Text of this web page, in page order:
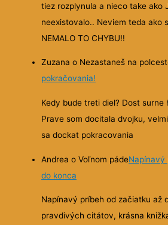
tiez rozplynula a nieco take ako
neexistovalo.. Neviem teda ako
NEMALO TO CHYBU!!
Zuzana o Nezastaneš na
pokračovania!
Kedy bude treti diel? Dost
Prave som docitala dvojku,
sa dockat pokracovania
Andrea o Voľnom pádeNapínavý
do konca
Napínavý príbeh od začiatku až
pravdivých citátov, krásna